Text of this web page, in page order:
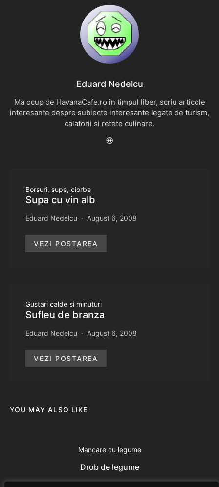
Eduard Nedelcu
Ma ocup de HavanaCafe.ro in timpul liber, scriu articole
interesante despre subiecte interesante legate de turism,
calatorii si retete culinare.
Borsuri, supe, ciorbe
Supa cu vin alb
Eduard Nedelcu August 6, 2008
VEZI POSTAREA
Gustari calde si minuturi
Sufleu de branza
Eduard Nedelcu August 6, 2008
VEZI POSTAREA
YOU MAY ALSO LIKE
Mancare cu legume
Drob de legume
Eduard Nedelcu June 13, 2014